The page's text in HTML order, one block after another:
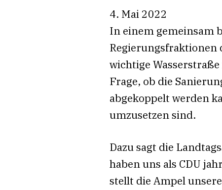
4. Mai 2022
In einem gemeinsam
Regierungsfraktionen
wichtige
Frage, ob die
abgekoppelt werden
umzusetzen sind.
Dazu sagt die
haben uns als CDU
stellt die Ampel